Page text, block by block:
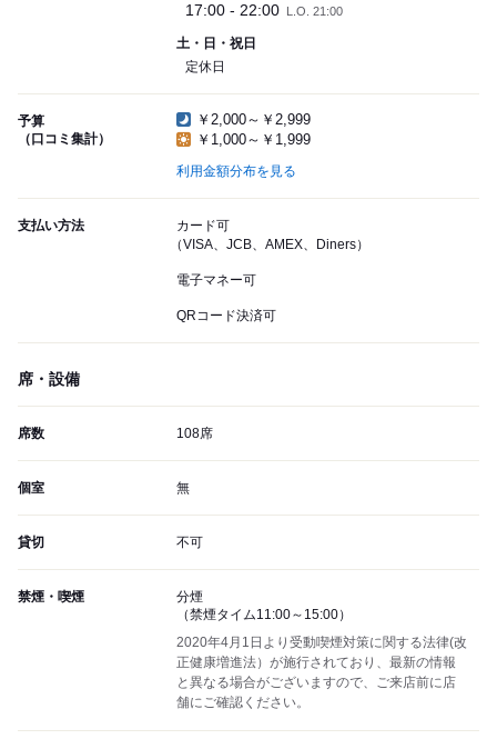
17:00 - 22:00 L.O. 21:00
土・日・祝日
定休日
予算
（口コミ集計）
￥2,000～￥2,999
￥1,000～￥1,999
利用金額分布を見る
支払い方法
カード可
（VISA、JCB、AMEX、Diners）
電子マネー可
QRコード決済可
席・設備
席数 108席
個室 無
貸切 不可
禁煙・喫煙
分煙
（禁煙タイム11:00～15:00）
2020年4月1日より受動喫煙対策に関する法律(改
正健康増進法）が施行されており、最新の情報
と異なる場合がございますので、ご来店前に店
舗にご確認ください。